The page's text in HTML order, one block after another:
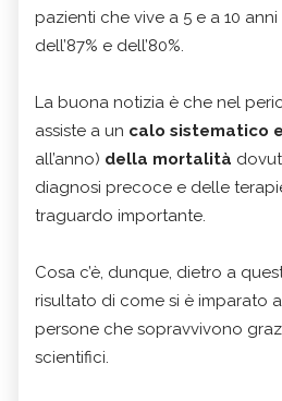
pazienti che vive a 5 e a 10
dell’87% e dell’80%.
La buona notizia è che nel
assiste a un calo sistematico
all’anno) della mortalità
diagnosi precoce e delle
traguardo importante.
Cosa c’è, dunque, dietro a
risultato di come si è imparato
persone che sopravvivono
scientifici.